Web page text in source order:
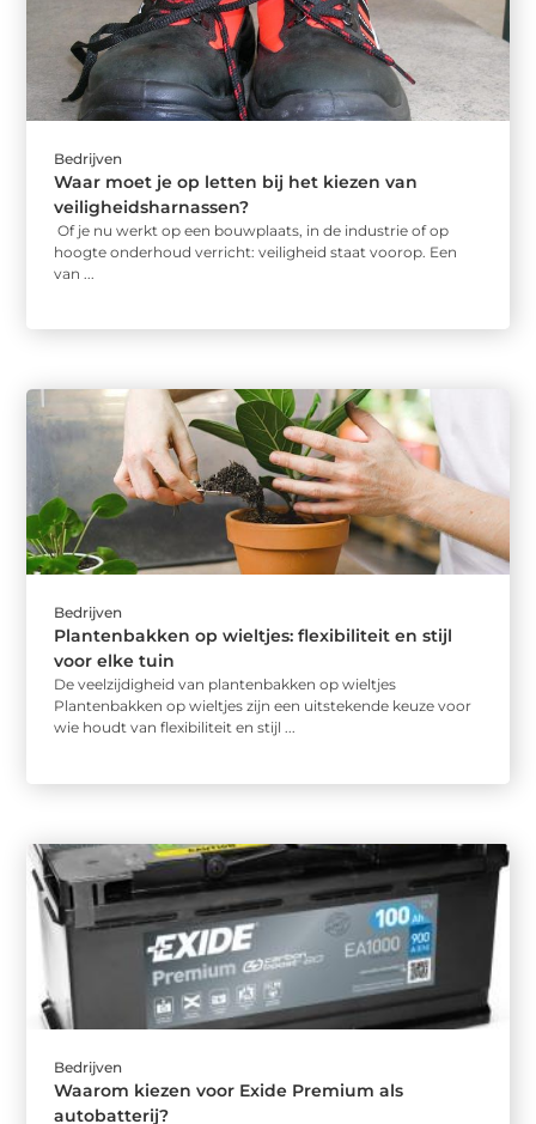
Bedrijven
Waar moet je op letten bij het kiezen van
veiligheidsharnassen?
Of je nu werkt op een bouwplaats, in de industrie of op
hoogte onderhoud verricht: veiligheid staat voorop. Een
van ...
Bedrijven
Plantenbakken op wieltjes: flexibiliteit en stijl
voor elke tuin
De veelzijdigheid van plantenbakken op wieltjes
Plantenbakken op wieltjes zijn een uitstekende keuze voor
wie houdt van flexibiliteit en stijl ...
Bedrijven
Waarom kiezen voor Exide Premium als
autobatterij?